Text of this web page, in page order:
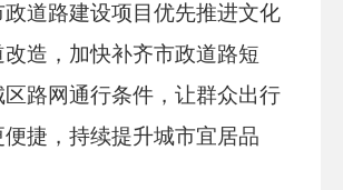
道路建设项目优先推进文化
造，加快补齐市政道路短
路网通行条件，让群众出行
捷，持续提升城市宜居品